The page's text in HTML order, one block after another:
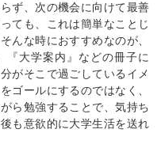
ず、次の機会に向けて最善
ても、これは簡単なことじ
んな時におすすめなのが、
『大学案内』などの冊子に
がそこで過ごしているイメ
ゴールにするのではなく、
ら勉強することで、気持ち
も意欲的に大学生活を送れ